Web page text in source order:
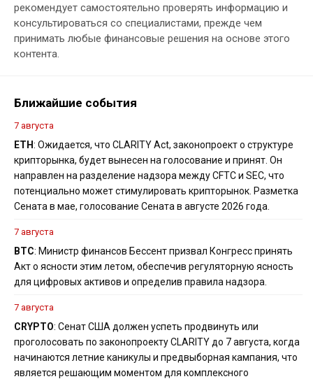
рекомендует самостоятельно проверять информацию и
консультироваться со специалистами, прежде чем
принимать любые финансовые решения на основе этого
контента.
Ближайшие события
7 августа
ETH: Ожидается, что CLARITY Act, законопроект о структуре
крипторынка, будет вынесен на голосование и принят. Он
направлен на разделение надзора между CFTC и SEC, что
потенциально может стимулировать крипторынок. Разметка
Сената в мае, голосование Сената в августе 2026 года.
7 августа
BTC: Министр финансов Бессент призвал Конгресс принять
Акт о ясности этим летом, обеспечив регуляторную ясность
для цифровых активов и определив правила надзора.
7 августа
CRYPTO: Сенат США должен успеть продвинуть или
проголосовать по законопроекту CLARITY до 7 августа, когда
начинаются летние каникулы и предвыборная кампания, что
является решающим моментом для комплексного